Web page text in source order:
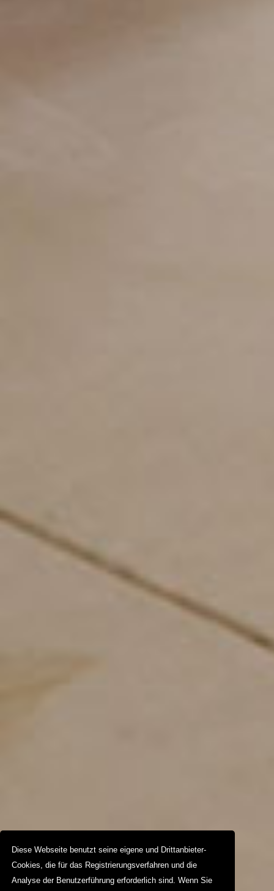
Diese Webseite benutzt seine eigene und Drittanbieter-
Cookies, die für das Registrierungsverfahren und die
Analyse der Benutzerführung erforderlich sind. Wenn Sie